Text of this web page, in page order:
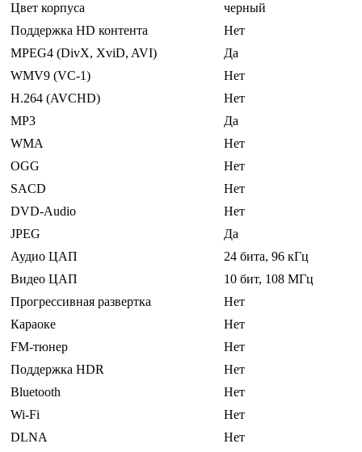
Цвет корпуса
черный
Поддержка HD контента
Нет
MPEG4 (DivX, XviD, AVI)
Да
WMV9 (VC-1)
Нет
H.264 (AVCHD)
Нет
MP3
Да
WMA
Нет
OGG
Нет
SACD
Нет
DVD-Audio
Нет
JPEG
Да
Аудио ЦАП
24 бита, 96 кГц
Видео ЦАП
10 бит, 108 МГц
Прогрессивная развертка
Нет
Караоке
Нет
FM-тюнер
Нет
Поддержка HDR
Нет
Bluetooth
Нет
Wi-Fi
Нет
DLNA
Нет